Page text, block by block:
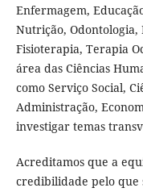
Enfermagem,
Nutrição, Odontologia,
Fisioterapia, Terapia
área das Ciências
como Serviço Social,
Administração,
investigar temas
Acreditamos que a
credibilidade pelo que